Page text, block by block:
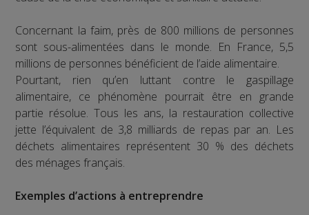
Concernant la faim, près de 800 millions de personnes
sont sous-alimentées dans le monde. En France, 5,5
millions de personnes bénéficient de l’aide alimentaire.
Pourtant, rien qu’en luttant contre le gaspillage
alimentaire, ce phénomène pourrait être en grande
partie résolue. Tous les ans, la restauration collective
jette l’équivalent de 3,8 milliards de repas par an. Les
déchets alimentaires représentent 30 % des déchets
des ménages français.
Exemples d’actions à entreprendre